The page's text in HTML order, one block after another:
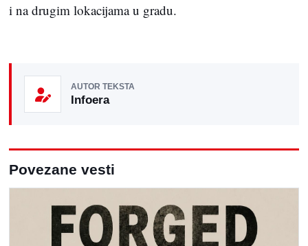
i na drugim lokacijama u gradu.
AUTOR TEKSTA
Infoera
Povezane vesti